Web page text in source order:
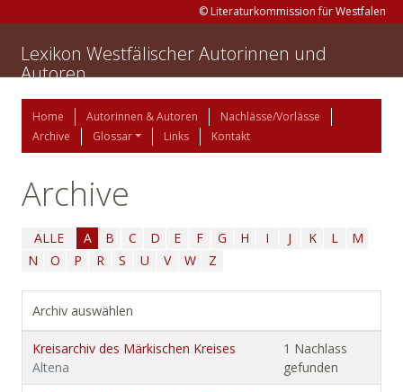
© Literaturkommission für Westfalen
Lexikon Westfälischer Autorinnen und
Autoren
Home Autorinnen & Autoren
Nachlässe/Vorlässe
Archive
Glossar Links Kontakt
Archive
ALLE A B C D E F G H I J K L
M
N
O P R S U V W Z
Archiv auswählen
Kreisarchiv des Märkischen Kreises
Altena
1 Nachlass
gefunden